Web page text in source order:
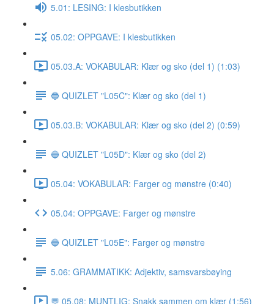
5.01: LESING: I klesbutikken
05.02: OPPGAVE: I klesbutikken
05.03.A: VOKABULAR: Klær og sko (del 1) (1:03)
🔵 QUIZLET "L05C": Klær og sko (del 1)
05.03.B: VOKABULAR: Klær og sko (del 2) (0:59)
🔵 QUIZLET "L05D": Klær og sko (del 2)
05.04: VOKABULAR: Farger og mønstre (0:40)
05.04: OPPGAVE: Farger og mønstre
🔵 QUIZLET "L05E": Farger og mønstre
5.06: GRAMMATIKK: Adjektiv, samsvarsbøying
💬 05.08: MUNTLIG: Snakk sammen om klær (1:56)